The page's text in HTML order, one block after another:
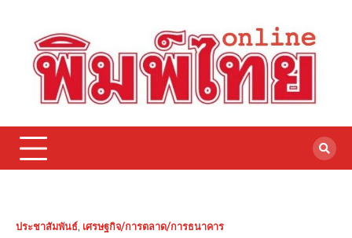
content
ประชาสัมพันธ์, เศรษฐกิจ/การตลาด/การธนาคาร